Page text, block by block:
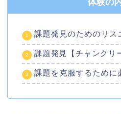
課題発見のためのリス
課題発見【チャンクリ
課題を克服するために